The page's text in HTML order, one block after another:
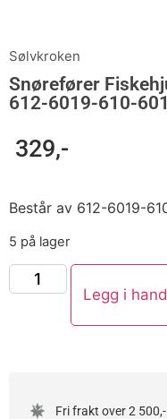
Sølvkroken
Snørefører
612-6019-610-
329,-
Består av 612-6019-
5 på lager
Legg i
Fri frakt over 2 500,-